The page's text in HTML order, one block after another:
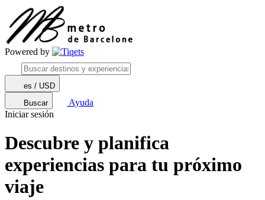
Powered by
es / USD
Buscar
Ayuda
Iniciar sesión
Descubre y planifica
experiencias para tu próximo
viaje